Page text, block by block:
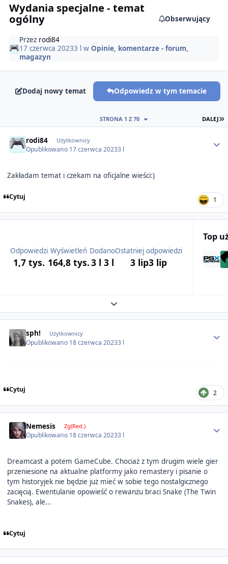
Wydania specjalne - temat
ogólny Obserwujący
Przez rodi84
17 czerwca 20233 l w Opinie, komentarze - forum,
magazyn
Dodaj nowy temat Odpowiedz w tym temacie
DALEJ
STRONA 1 Z 70
rodi84 Użytkownicy
Opublikowano 17 czerwca 20233 l
Zakładam temat i czekam na oficjalne wieści:)
Cytuj 1
Odpowiedzi
1,7 tys.
Wyświetleń
164,8 tys.
Dodano
3 l 3 l
Ostatniej odpowiedzi
3 lip3 lip
Top
Expand topic overview
sph! Użytkownicy
Opublikowano 18 czerwca 20233 l
Cytuj 2
Nemesis Zg(Red.)
Opublikowano 18 czerwca 20233 l
Dreamcast a potem GameCube. Chociaż z tym drugim wiele gier
przeniesione na aktualne platformy jako remastery i pisanie o
tym historyjek nie będzie już mieć w sobie tego nostalgicznego
zacięcią. Ewentulanie opowieść o rewanżu braci Snake (The Twin
Snakes), ale...
Cytuj